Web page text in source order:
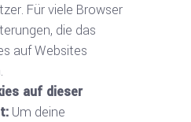
Für viele Browser
die das
auf Websites
auf dieser
Um deine